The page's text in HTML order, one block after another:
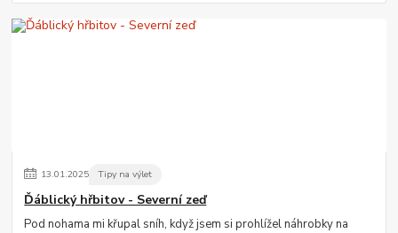
13.01.2025 Tipy na výlet
Ďáblický hřbitov - Severní zeď
Pod nohama mi křupal sníh, když jsem si prohlížel náhrobky na